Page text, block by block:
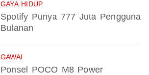
GAYA HIDUP
Spotify Punya 777 Juta Pengguna
Bulanan
GAWAI
Ponsel POCO M8 Power